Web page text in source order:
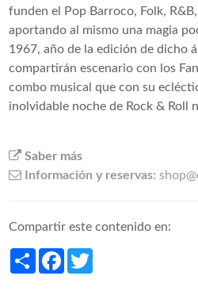
funden el Pop Barroco, Folk,
aportando al mismo una magia
1967, año de la edición de dicho
compartirán escenario con los
combo musical que con su
inolvidable noche de Rock & Roll
Saber más
Información y reservas:
Compartir este contenido en:
ShareFacebook